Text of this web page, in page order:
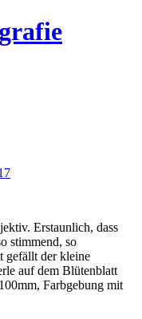
Erstaunlich, dass
stimmend, so
gefällt der kleine
auf dem Blütenblatt
Farbgebung mit